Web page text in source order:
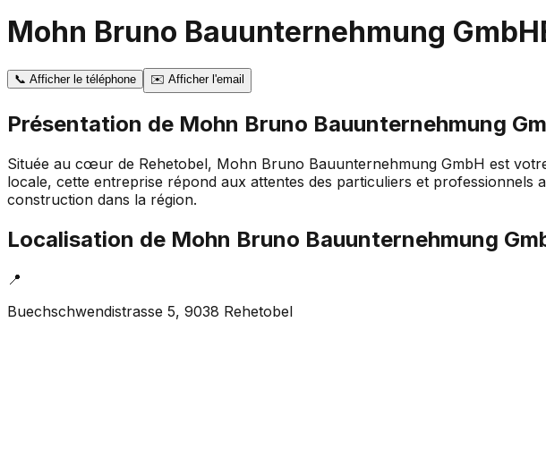
Mohn Bruno Bauunternehmung GmbH
📞 Afficher le téléphone ✉️ Afficher l'email
Présentation de Mohn Bruno Bauunternehmung
Située au cœur de Rehetobel, Mohn Bruno Bauunternehmung GmbH est
locale, cette entreprise répond aux attentes des particuliers et
construction dans la région.
Localisation de Mohn Bruno Bauunternehmung
📍
Buechschwendistrasse 5, 9038 Rehetobel